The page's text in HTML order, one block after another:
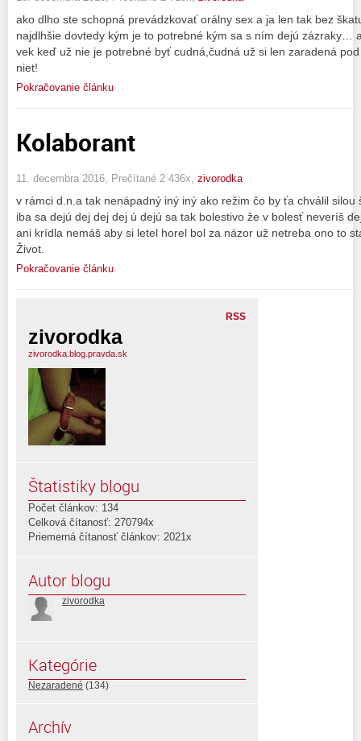
ako dlho ste schopná prevádzkovať orálny sex a ja len tak bez
najdlhšie dovtedy kým je to potrebné kým sa s ním dejú zázraky…
vek keď už nie je potrebné byť cudná,čudná už si len zaradená
niet!
Pokračovanie článku
Kolaborant
11. decembra 2016, Prečítané 2 436x, zivorodka
v rámci d.n.a tak nenápadný iný iný ako režim čo by ťa chválil
iba sa dejú dej dej dej ú dejú sa tak bolestivo že v bolesť neveríš
ani krídla nemáš aby si letel horel bol za názor už netreba ono to
Život.
Pokračovanie článku
RSS
zivorodka
zivorodka.blog.pravda.sk
Štatistiky blogu
Počet článkov: 134
Celková čítanosť: 270794x
Priemerná čítanosť článkov: 2021x
Autor blogu
zivorodka
Kategórie
Nezaradené (134)
Archív